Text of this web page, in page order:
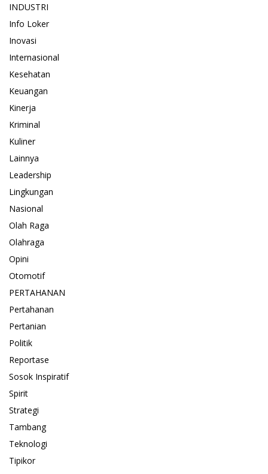
INDUSTRI
Info Loker
Inovasi
Internasional
Kesehatan
Keuangan
Kinerja
Kriminal
Kuliner
Lainnya
Leadership
Lingkungan
Nasional
Olah Raga
Olahraga
Opini
Otomotif
PERTAHANAN
Pertahanan
Pertanian
Politik
Reportase
Sosok Inspiratif
Spirit
Strategi
Tambang
Teknologi
Tipikor